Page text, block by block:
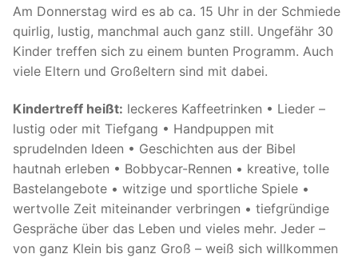
Am Donnerstag wird es ab ca. 15 Uhr in der Schmiede
quirlig, lustig, manchmal auch ganz still. Ungefähr 30
Kinder treffen sich zu einem bunten Programm. Auch
viele Eltern und Großeltern sind mit dabei.
Kindertreff heißt: leckeres Kaffeetrinken • Lieder –
lustig oder mit Tiefgang • Handpuppen mit
sprudelnden Ideen • Geschichten aus der Bibel
hautnah erleben • Bobbycar-Rennen • kreative, tolle
Bastelangebote • witzige und sportliche Spiele •
wertvolle Zeit miteinander verbringen • tiefgründige
Gespräche über das Leben und vieles mehr. Jeder –
von ganz Klein bis ganz Groß – weiß sich willkommen